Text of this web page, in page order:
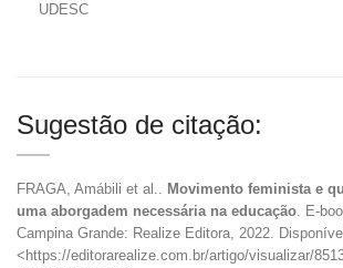
UDESC
Sugestão de citação:
FRAGA, Amábili et al.. Movimento feminista e
uma aborgadem necessária na educação. E-
Campina Grande: Realize Editora, 2022.
<https://editorarealize.com.br/artigo/visualizar/